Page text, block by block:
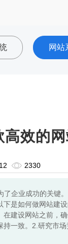
网站
高效的
2330
企业成功的关键
是如何做网站建
建设网站之前，
一致。2.研究市